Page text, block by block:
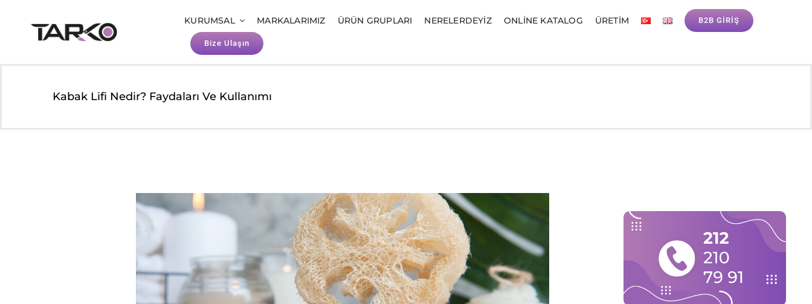
KURUMSAL MARKALARIMIZ ÜRÜN GRUPLARI NERELERDEYIZ ONLINE KATALOG ÜRETIM B2B GİRİŞ
Bize Ulaşın
Kabak Lifi Nedir? Faydaları Ve Kullanımı